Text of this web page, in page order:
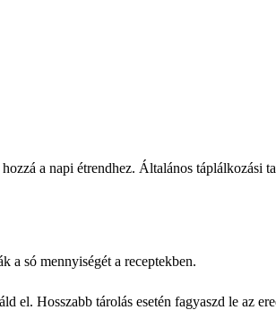
a napi étrendhez. Általános táplálkozási
a só mennyiségét a receptekben.
Hosszabb tárolás esetén fagyaszd le az